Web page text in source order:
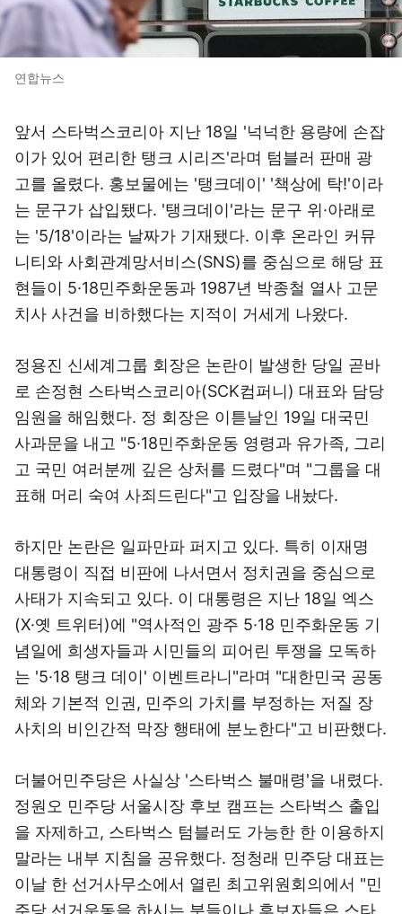
연합뉴스
앞서 스타벅스코리아 지난 18일 '넉넉한 용량에 손잡
이가 있어 편리한 탱크 시리즈'라며 텀블러 판매 광
고를 올렸다. 홍보물에는 '탱크데이' '책상에 탁!'이라
는 문구가 삽입됐다. '탱크데이'라는 문구 위·아래로
는 '5/18'이라는 날짜가 기재됐다. 이후 온라인 커뮤
니티와 사회관계망서비스(SNS)를 중심으로 해당 표
현들이 5·18민주화운동과 1987년 박종철 열사 고문
치사 사건을 비하했다는 지적이 거세게 나왔다.
정용진 신세계그룹 회장은 논란이 발생한 당일 곧바
로 손정현 스타벅스코리아(SCK컴퍼니) 대표와 담당
임원을 해임했다. 정 회장은 이튿날인 19일 대국민
사과문을 내고 "5·18민주화운동 영령과 유가족, 그리
고 국민 여러분께 깊은 상처를 드렸다"며 "그룹을 대
표해 머리 숙여 사죄드린다"고 입장을 내놨다.
하지만 논란은 일파만파 퍼지고 있다. 특히 이재명
대통령이 직접 비판에 나서면서 정치권을 중심으로
사태가 지속되고 있다. 이 대통령은 지난 18일 엑스
(X·옛 트위터)에 "역사적인 광주 5·18 민주화운동 기
념일에 희생자들과 시민들의 피어린 투쟁을 모독하
는 '5·18 탱크 데이' 이벤트라니"라며 "대한민국 공동
체와 기본적 인권, 민주의 가치를 부정하는 저질 장
사치의 비인간적 막장 행태에 분노한다"고 비판했다.
더불어민주당은 사실상 '스타벅스 불매령'을 내렸다.
정원오 민주당 서울시장 후보 캠프는 스타벅스 출입
을 자제하고, 스타벅스 텀블러도 가능한 한 이용하지
말라는 내부 지침을 공유했다. 정청래 민주당 대표는
이날 한 선거사무소에서 열린 최고위원회의에서 "민
주당 선거운동을 하시는 분들이나 후보자들은 스타